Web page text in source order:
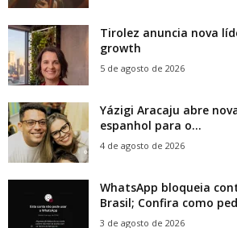
Tirolez anuncia nova
growth
5 de agosto de 2026
Yázigi Aracaju abre
espanhol para o...
4 de agosto de 2026
WhatsApp bloqueia
Brasil; Confira como
3 de agosto de 2026